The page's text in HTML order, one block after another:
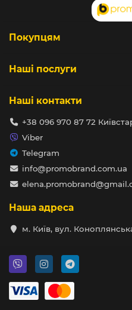
Покупцям
Наші послуги
Наші контакти
+38 096 970 87 72
Viber
Telegram
info@promobrand.com.ua
Наша адреса
м. Київ, вул.